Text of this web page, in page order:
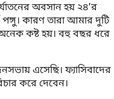
অবসান হয় ২৪’র
কারণ তারা আমার দুটি
কষ্ট হয়। বহু বছর ধরে
এসেছি। ফ্যাসিবাদের
করে দেবেন।